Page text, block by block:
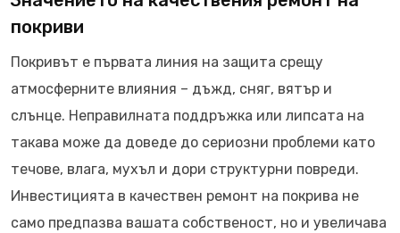
покриви
Покривът е първата линия на защита срещу
атмосферните влияния – дъжд, сняг, вятър и
слънце. Неправилната поддръжка или липсата на
такава може да доведе до сериозни проблеми като
течове, влага, мухъл и дори структурни повреди.
Инвестицията в качествен ремонт на покрива не
само предпазва вашата собственост, но и увеличава